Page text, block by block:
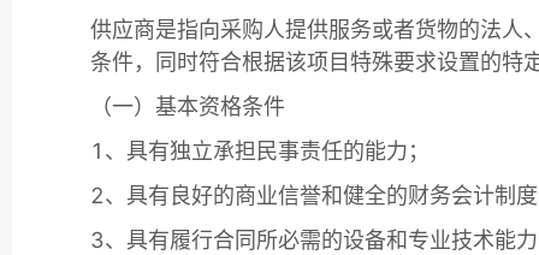
供应商是指向采购人提供服务或者货物的法人
条件，同时符合根据该项目特殊要求设置的特
（一）基本资格条件
1、具有独立承担民事责任的能力；
2、具有良好的商业信誉和健全的财务会计制
3、具有履行合同所必需的设备和专业技术能